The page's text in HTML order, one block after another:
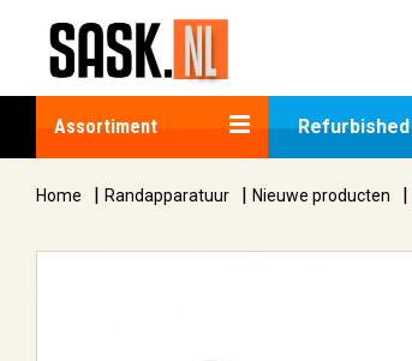
Assortiment Refurbished
Home | Randapparatuur | Nieuwe producten |